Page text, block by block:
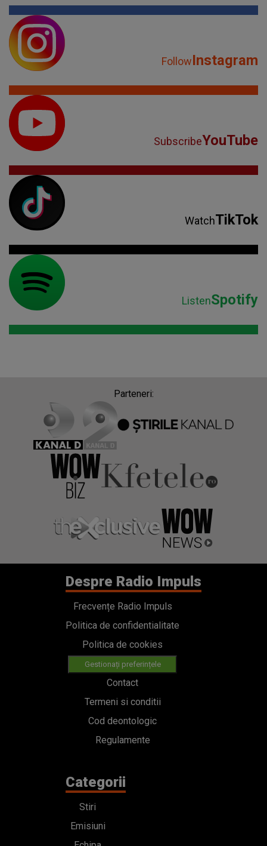
FollowInstagram
SubscribeYouTube
WatchTikTok
ListenSpotify
Parteneri:
Despre Radio Impuls
Frecvențe Radio Impuls
Politica de confidentialitate
Politica de cookies
Gestionați preferințele
Contact
Termeni si conditii
Cod deontologic
Regulamente
Categorii
Stiri
Emisiuni